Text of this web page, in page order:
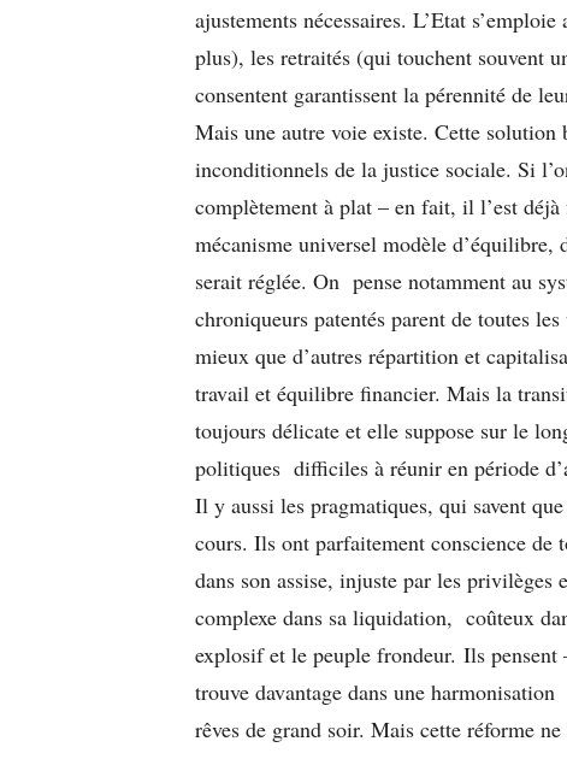
ajustements nécessaires. L’Etat
plus), les retraités (qui touchent souvent
consentent garantissent la pérennité de
Mais une autre voie existe. Cette solution
inconditionnels de la justice sociale. Si
complètement à plat – en fait, il l’est
mécanisme universel modèle
serait réglée. On pense notamment au
chroniqueurs patentés parent de toutes
mieux que d’autres répartition et
travail et équilibre financier. Mais la
toujours délicate et elle suppose sur le
politiques difficiles à réunir en période
Il y aussi les pragmatiques, qui savent
cours. Ils ont parfaitement conscience de
dans son assise, injuste par les privilèges
complexe dans sa liquidation, coûteux
explosif et le peuple frondeur. Ils
trouve davantage dans une
rêves de grand soir. Mais cette réforme